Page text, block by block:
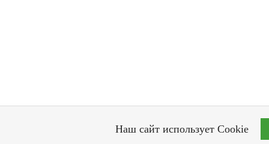
Наш сайт использует Cookie